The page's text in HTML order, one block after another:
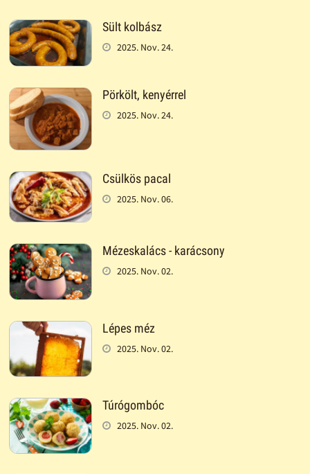
Sült kolbász
2025. Nov. 24.
Pörkölt, kenyérrel
2025. Nov. 24.
Csülkös pacal
2025. Nov. 06.
Mézeskalács - karácsony
2025. Nov. 02.
Lépes méz
2025. Nov. 02.
Túrógombóc
2025. Nov. 02.